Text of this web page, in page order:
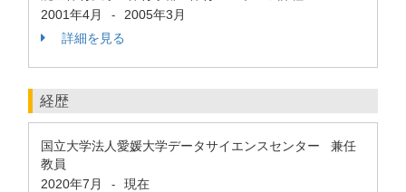
2001年4月
-
2005年3月
詳細を見る
経歴
国立大学法人愛媛大学データサイエンスセンター 兼任
教員
2020年7月
-
現在